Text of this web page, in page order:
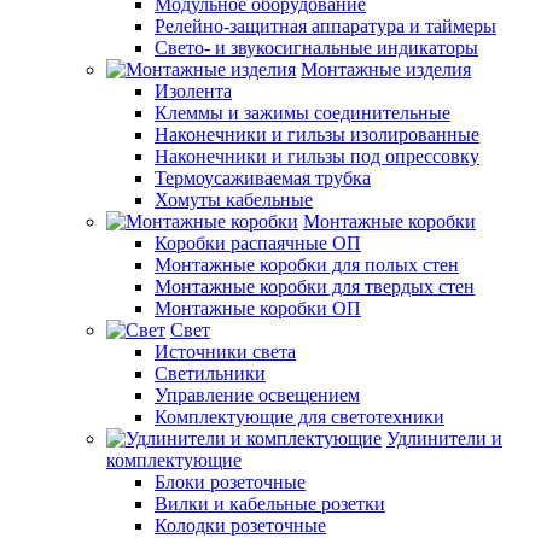
Релейно-защитная аппаратура и таймеры
Свето- и звукосигнальные индикаторы
Монтажные изделия
Изолента
Клеммы и зажимы соединительные
Наконечники и гильзы изолированные
Наконечники и гильзы под опрессовку
Термоусаживаемая трубка
Хомуты кабельные
Монтажные коробки
Коробки распаячные ОП
Монтажные коробки для полых стен
Монтажные коробки для твердых стен
Монтажные коробки ОП
Свет
Источники света
Светильники
Управление освещением
Комплектующие для светотехники
Удлинители и
комплектующие
Блоки розеточные
Вилки и кабельные розетки
Колодки розеточные